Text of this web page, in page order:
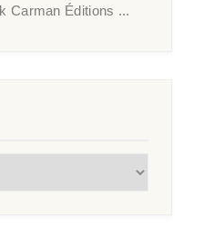
Carman Éditions ...